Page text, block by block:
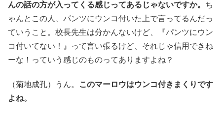
んの話の方が入ってくる感じってあるじゃないですか。 ち
ゃんとこの人、パンツにウンコ付いた上で言ってるんだっ
ていうこと。校長先生は分かんないけど、『パンツにウン
コ付いてない！』って言い張るけど、それじゃ信用できね
ーな！っていう感じのものってありますよね？
（菊地成孔）うん。
このマーロウはウンコ付きまくりです
よね。